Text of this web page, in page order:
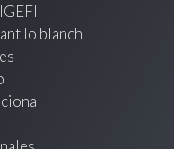
lo blanch